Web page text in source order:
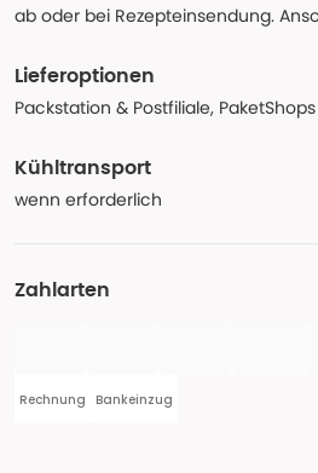
ab oder bei Rezepteinsendung.
Lieferoptionen
Packstation & Postfiliale, PaketShops
Kühltransport
wenn erforderlich
Zahlarten
Rechnung Bankeinzug